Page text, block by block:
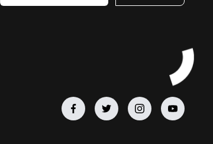
FacebookFacebookFacebookFacebook